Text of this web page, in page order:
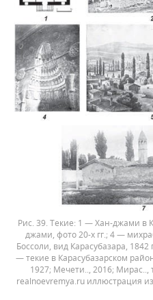
Рис. 39. Текие: 1 — Хан-джами в
джами, фото 20-х гг.; 4 —
Боссоли, вид Карасубазара,
— текие в Карасубазарском
1927; Мечети.., 2016; Мирас..,
realnoevremya.ru иллюстрация